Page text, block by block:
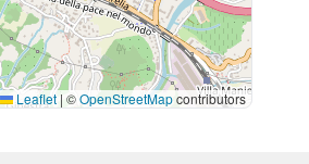
Leaflet| ©OpenStreetMapcontributors